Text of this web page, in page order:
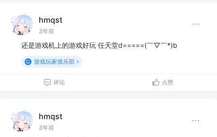
hmqst
3年前
还是游戏机上的游戏好玩 任天堂d=====(￣▽￣*)b
游戏玩家俱乐部
评论 点赞
hmqst
3年前